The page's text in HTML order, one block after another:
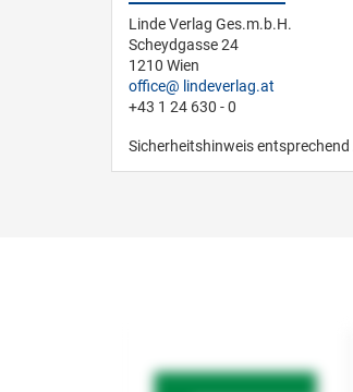
Linde Verlag Ges.m.b.H.
Scheydgasse 24
1210 Wien
office
lindeverlag.at
+43 1 24 630 - 0
Sicherheitshinweis entsprechend